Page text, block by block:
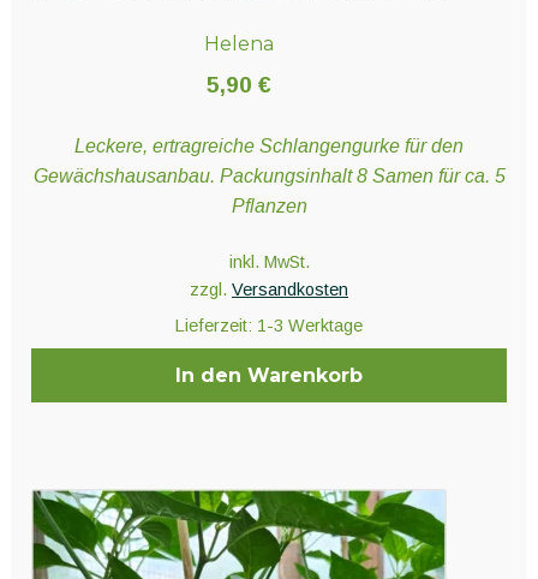
Helena
5,90 €
Leckere, ertragreiche Schlangengurke für den
Gewächshausanbau. Packungsinhalt 8 Samen für ca. 5
Pflanzen
inkl. MwSt.
zzgl. Versandkosten
Lieferzeit: 1-3 Werktage
In den Warenkorb